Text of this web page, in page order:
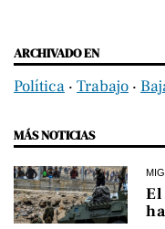
ARCHIVADO EN
Política ‧ Trabajo ‧
MÁS NOTICIAS
El